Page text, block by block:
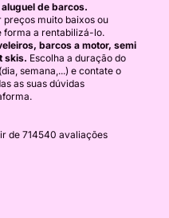
de barcos.
preços muito baixos ou
forma a rentabilizá-lo.
barcos a motor, semi
skis. Escolha a duração do
semana,...) e contate o
as suas dúvidas
de 714540 avaliações